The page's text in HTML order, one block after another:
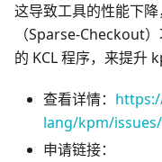
这导致工具的性能下
（Sparse-Checkout
的 KCL 程序，来提升
查看详情：
lang/kpm/
申请链接：